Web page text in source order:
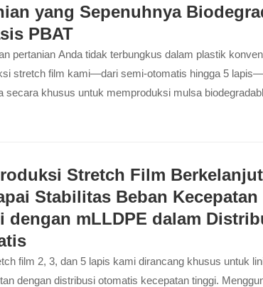
yang Sepenuhnya
PBAT
pertanian Anda tidak terbungkus dalam plastik
stretch film kami—dari semi-otomatis hingga 5 lapis—
secara khusus untuk memproduksi mulsa
berkinerja tinggi. Dirancang untuk pertanian, lini ini
Stretch Film
Stabilitas Beban Kecepatan
dengan mLLDPE dalam
film 2, 3, dan 5 lapis kami dirancang khusus untuk
dengan distribusi otomatis kecepatan tinggi.